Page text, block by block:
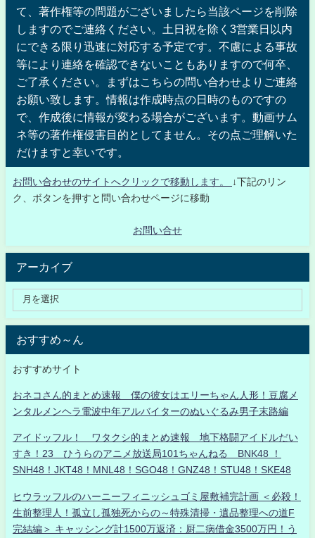
て、著作権等の問題がございましたら当該ページを削除
しますのでご連絡ください。土日祝を除く3営業日以内
にできる限り迅速に対応する予定です。不慮による事故
等により連絡を確認できないこともありますので何卒、
ご了承ください。まずはこちらの問い合わせよりご連絡
お願い致します。情報は作成時点の日時のものですの
で、作成後に情報が変わる場合がございます。動画サム
ネ等の著作権侵害目的としてません。その点ご理解いた
だけますと幸いです。
お問い合わせのサイトへクリックで移動します。
↓下記のリン
ク、ボタンを押すと問い合わせページに移動
お問い合せ
アーカイブ
おすすめ～ん
おすすめサイト
おネコさん的まとめ速報 僕の彼女はエリーちゃん人形！豆腐メ
ンタルメンヘラ電波中年アルバイターのぬいぐるみ男子末路編
アイドッフル！ ワタクシ的まとめ速報 地下格闘アイドルだい
すき！23 ひうらのアニメ放送局101ちゃんねる BNK48 ！
SNH48！JKT48！MNL48！SGO48！GNZ48！STU48！SKE48
ヒウラッフルのハーニーフィニッシュゴミ屋敷補完計画 ＜必殺！
生前整理人！孤立し孤独死からの～特殊清掃・遺品整理への道F
完結編＞ キャッシング計1500万返済：厨二病借金3500万円！う